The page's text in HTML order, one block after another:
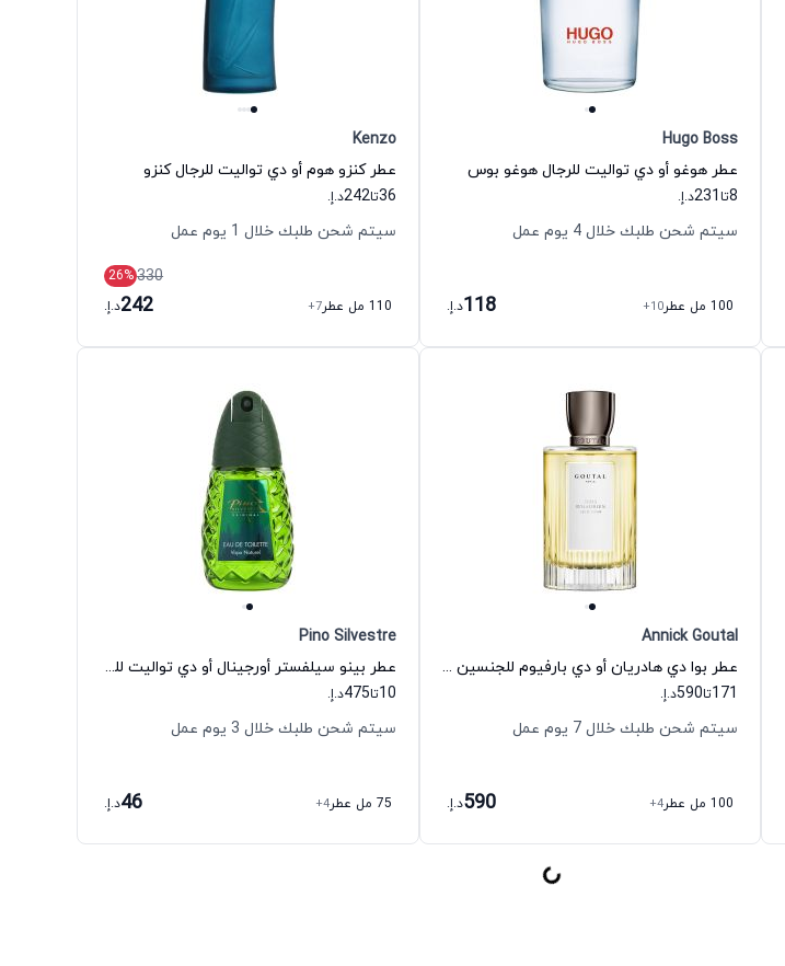
Hugo Boss
عطر هوغو أو دي تواليت للرجال هوغو بوس
8تا 231د.إ.
سيتم شحن طلبك خلال 4 يوم عمل
100 مل عطر +10
118د.إ.
Kenzo
عطر كنزو هوم أو دي تواليت للرجال كنزو
36تا242د.إ.
سيتم شحن طلبك خلال 1 يوم عمل
330
26%
110 مل عطر
+7
242د.إ.
Annick Goutal
عطر بوا دي هادريان أو دي بارفيوم للجنسين أنيك جوتال
171تا590د.إ.
سيتم شحن طلبك خلال 7 يوم عمل
100 مل عطر +4
590د.إ.
Pino Silvestre
عطر بينو سيلفستر أورجينال أو دي تواليت للرجال بينو سيلفستري
10تا475د.إ.
سيتم شحن طلبك خلال 3 يوم عمل
75 مل عطر +4
46د.إ.